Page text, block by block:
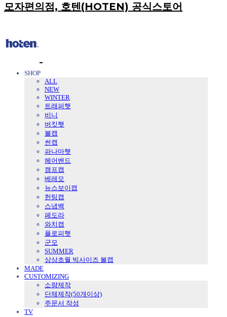
모자편의점, 호텐(HOTEN) 공식스토어
SHOP
ALL
NEW
WINTER
트래퍼햇
비니
버킷햇
볼캡
썬캡
파나마햇
헤어밴드
캠프캡
베레모
뉴스보이캡
헌팅캡
스냅백
페도라
와치캡
플로피햇
군모
SUMMER
상상초월 빅사이즈 볼캡
MADE
CUSTOMIZING
소량제작
단체제작(50개이상)
주문서 작성
TV